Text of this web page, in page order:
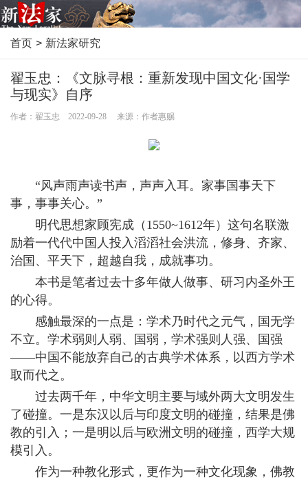
首页 > 新法家研究
翟玉忠：《文脉寻根：重新发现中国文化·国学
与现实》自序
作者：翟玉忠 2022-09-28 来源：作者惠赐
“风声雨声读书声，声声入耳。家事国事天下
事，事事关心。”
明代思想家顾宪成（1550~1612年）这句名联激
励着一代代中国人投入滔滔社会洪流，修身、齐家、
治国、平天下，超越自我，成就事功。
本书是笔者过去十多年做人做事、研习内圣外王
的心得。
感触最深的一点是：学术乃时代之元气，国无学
不立。学术弱则人弱、国弱，学术强则人强、国强
——中国不能放弃自己的古典学术体系，以西方学术
取而代之。
过去两千年，中华文明主要与域外两大文明发生
了碰撞。一是东汉以后与印度文明的碰撞，结果是佛
教的引入；一是明以后与欧洲文明的碰撞，西学大规
模引入。
作为一种教化形式，更作为一种文化现象，佛教